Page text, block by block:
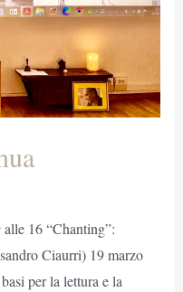
16 “Chanting”:
Ciaurri) 19 marzo
per la lettura e la